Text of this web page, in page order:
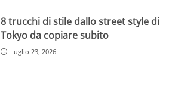
8 trucchi di stile dallo street style di
Tokyo da copiare subito
Luglio 23, 2026